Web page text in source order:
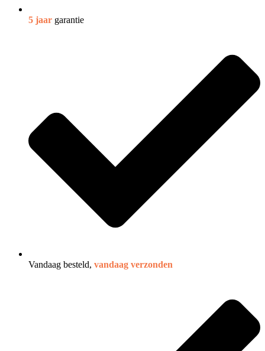
5 jaar garantie
Vandaag besteld, vandaag verzonden